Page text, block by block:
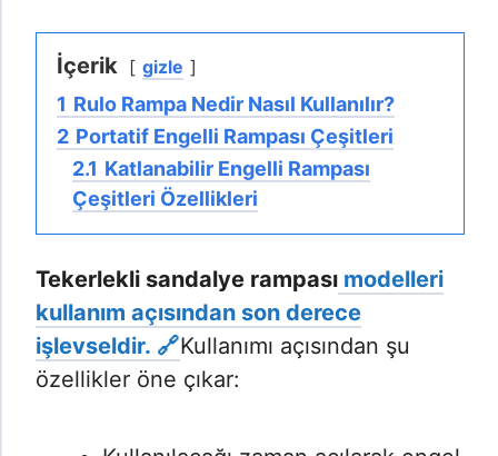
İçerik gizle
1 Rulo Rampa Nedir Nasıl Kullanılır?
2 Portatif Engelli Rampası Çeşitleri
2.1 Katlanabilir Engelli Rampası
Çeşitleri Özellikleri
Tekerlekli sandalye rampası modelleri
kullanım açısından son derece
işlevseldir.
Kullanımı açısından şu
özellikler öne çıkar: